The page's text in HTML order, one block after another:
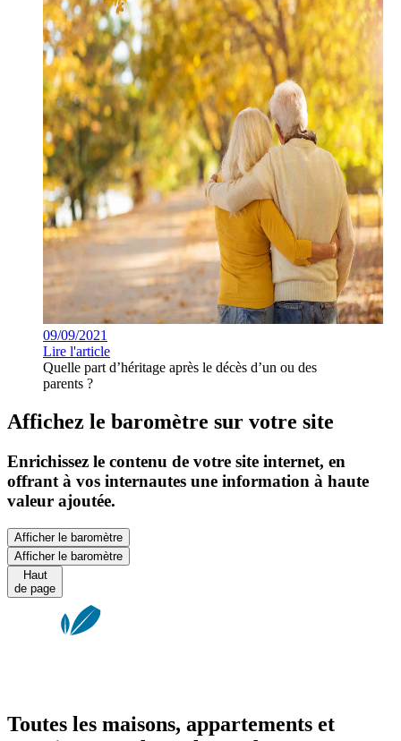
09/09/2021
Lire l'article
Quelle part d’héritage après le décès d’un ou des
parents ?
Affichez le baromètre sur votre site
Enrichissez le contenu de votre site internet, en
offrant à vos internautes une information à haute
valeur ajoutée.
Afficher le baromètre
Afficher le baromètre
Haut
de page
Toutes les maisons, appartements et